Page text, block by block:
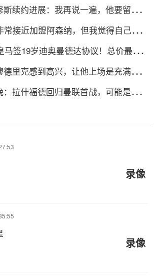
续约进展：我再说一遍，他要留下
接近加盟阿森纳，但我觉得自己更适
马签19岁迪奥曼德达协议！总价最高
里克感到高兴，让他上场是充满情感
拉什福德回归曼联首战，可能是对阿
录像
录像